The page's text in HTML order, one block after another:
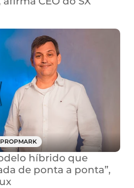
PROPMARK
híbrido que
de ponta a ponta”,